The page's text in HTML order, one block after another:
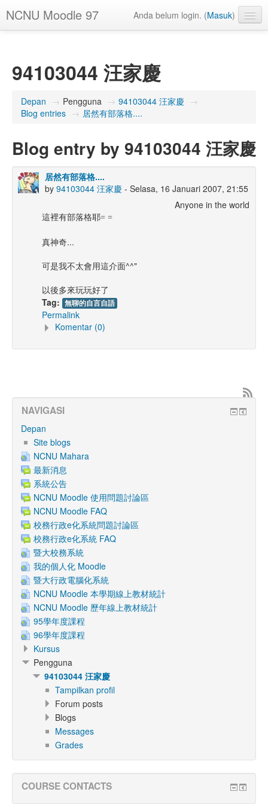
NCNU Moodle 97 Anda belum login. (Masuk)
94103044 汪家慶
Depan → Pengguna → 94103044 汪家慶 →
Blog entries → 居然有部落格....
Blog entry by 94103044 汪家慶
居然有部落格....
by 94103044 汪家慶 - Selasa, 16 Januari 2007, 21:55
Anyone in the world
這裡有部落格耶= =
真神奇...
可是我不太會用這介面^^"
以後多來玩玩好了
Tag: 無聊的自言自語
Permalink
Komentar (0)
NAVIGASI
Depan
Site blogs
NCNU Mahara
最新消息
系統公告
NCNU Moodle 使用問題討論區
NCNU Moodle FAQ
校務行政e化系統問題討論區
校務行政e化系統 FAQ
暨大校務系統
我的個人化 Moodle
暨大行政電腦化系統
NCNU Moodle 本學期線上教材統計
NCNU Moodle 歷年線上教材統計
95學年度課程
96學年度課程
Kursus
Pengguna
94103044 汪家慶
Tampilkan profil
Forum posts
Blogs
Messages
Grades
COURSE CONTACTS